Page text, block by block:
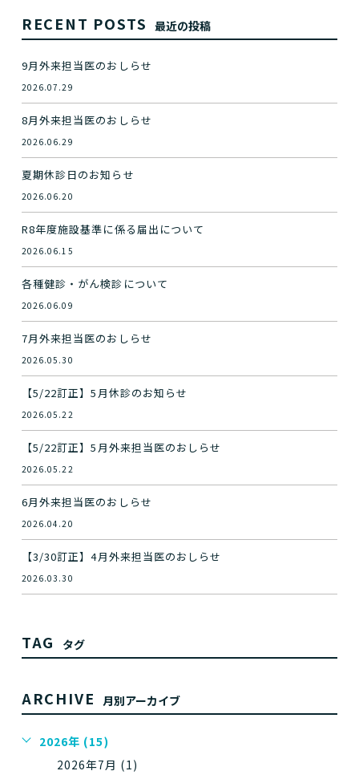
RECENT POSTS 最近の投稿
9月外来担当医のおしらせ
2026.07.29
8月外来担当医のおしらせ
2026.06.29
夏期休診日のお知らせ
2026.06.20
R8年度施設基準に係る届出について
2026.06.15
各種健診・がん検診について
2026.06.09
7月外来担当医のおしらせ
2026.05.30
【5/22訂正】5月休診のお知らせ
2026.05.22
【5/22訂正】5月外来担当医のおしらせ
2026.05.22
6月外来担当医のおしらせ
2026.04.20
【3/30訂正】4月外来担当医のおしらせ
2026.03.30
TAG タグ
ARCHIVE 月別アーカイブ
2026年 (15)
2026年7月 (1)